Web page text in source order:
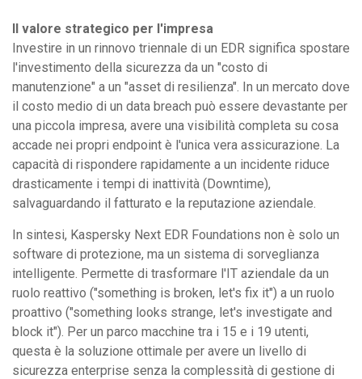
Il valore strategico per l'impresa
Investire in un rinnovo triennale di un EDR significa spostare
l'investimento della sicurezza da un "costo di
manutenzione" a un "asset di resilienza". In un mercato dove
il costo medio di un data breach può essere devastante per
una piccola impresa, avere una visibilità completa su cosa
accade nei propri endpoint è l'unica vera assicurazione. La
capacità di rispondere rapidamente a un incidente riduce
drasticamente i tempi di inattività (Downtime),
salvaguardando il fatturato e la reputazione aziendale.
In sintesi, Kaspersky Next EDR Foundations non è solo un
software di protezione, ma un sistema di sorveglianza
intelligente. Permette di trasformare l'IT aziendale da un
ruolo reattivo ("something is broken, let's fix it") a un ruolo
proattivo ("something looks strange, let's investigate and
block it"). Per un parco macchine tra i 15 e i 19 utenti,
questa è la soluzione ottimale per avere un livello di
sicurezza enterprise senza la complessità di gestione di